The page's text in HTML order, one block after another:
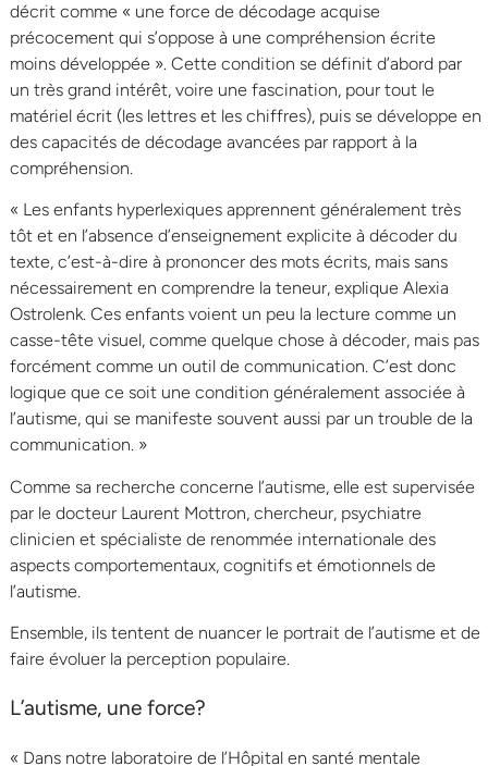
décrit comme « une force de décodage acquise
précocement qui s’oppose à une compréhension écrite
moins développée ». Cette condition se définit d’abord par
un très grand intérêt, voire une fascination, pour tout le
matériel écrit (les lettres et les chiffres), puis se développe en
des capacités de décodage avancées par rapport à la
compréhension.
« Les enfants hyperlexiques apprennent généralement très
tôt et en l’absence d’enseignement explicite à décoder du
texte, c’est-à-dire à prononcer des mots écrits, mais sans
nécessairement en comprendre la teneur, explique Alexia
Ostrolenk. Ces enfants voient un peu la lecture comme un
casse-tête visuel, comme quelque chose à décoder, mais pas
forcément comme un outil de communication. C’est donc
logique que ce soit une condition généralement associée à
l’autisme, qui se manifeste souvent aussi par un trouble de la
communication. »
Comme sa recherche concerne l’autisme, elle est supervisée
par le docteur Laurent Mottron, chercheur, psychiatre
clinicien et spécialiste de renommée internationale des
aspects comportementaux, cognitifs et émotionnels de
l’autisme.
Ensemble, ils tentent de nuancer le portrait de l’autisme et de
faire évoluer la perception populaire.
L’autisme, une force?
« Dans notre laboratoire de l’Hôpital en santé mentale